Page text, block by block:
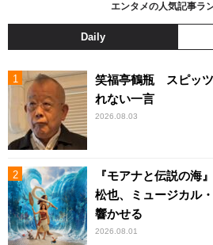
エンタメの人気記事ラ
Daily
笑福亭鶴瓶 スピッ
れない一言
2026.08.03
『モアナと伝説の海
松也、ミュージカル
響かせる
2026.08.01